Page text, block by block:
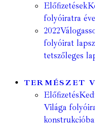
Előfizetések
folyóiratra
2022
folyóirat
tetszőleges
TERMÉSZET
Előfizetés
Világa